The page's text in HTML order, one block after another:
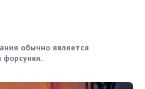
обычно является
форсунки.